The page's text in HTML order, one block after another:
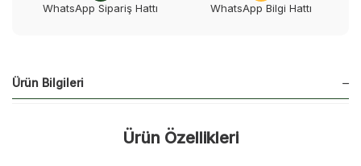
WhatsApp Sipariş Hattı WhatsApp Bilgi Hattı
Ürün Bilgileri
Ürün Özellikleri